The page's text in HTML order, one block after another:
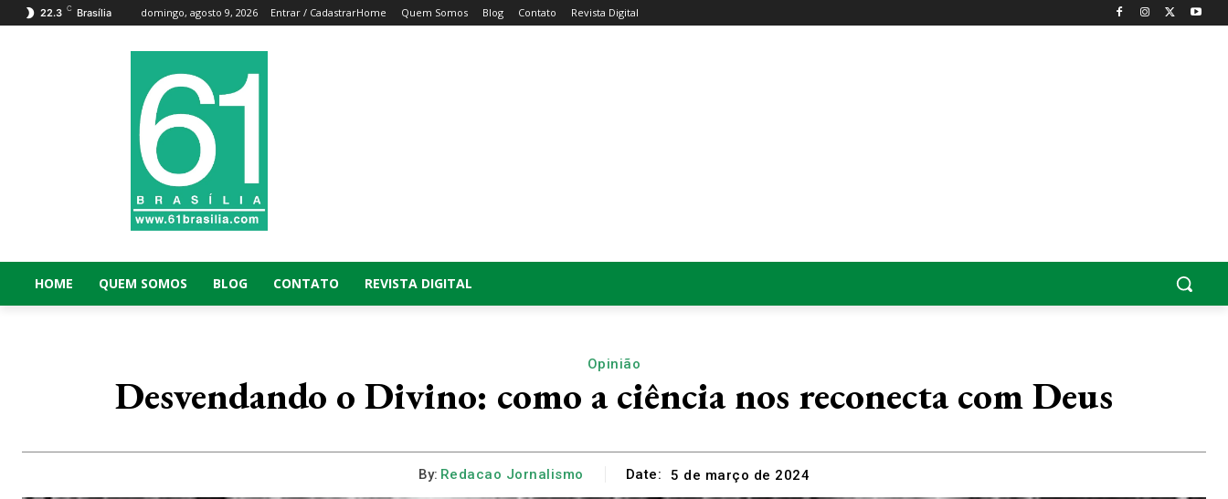
22.3 C Brasília domingo, agosto 9, 2026 Entrar / CadastrarHome Quem Somos Blog Contato Revista Digital
HOME QUEM SOMOS BLOG CONTATO REVISTA DIGITAL
Opinião
Desvendando o Divino: como a ciência nos reconecta com Deus
By: Redacao Jornalismo Date: 5 de março de 2024